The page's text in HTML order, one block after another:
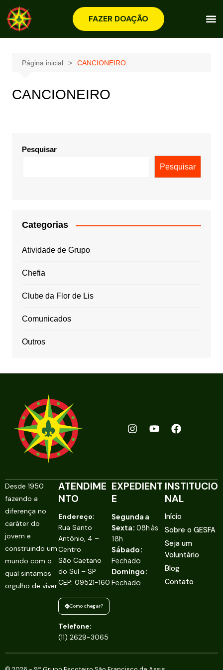
FAZER DOAÇÃO
Página inicial CANCIONEIRO
CANCIONEIRO
Pesquisar
Pesquisar
Categorias
Atividade de Grupo
Chefia
Clube da Flor de Lis
Comunicados
Outros
Desde 1950
fazendo a
diferença no
caráter do
jovem e
construindo um
mundo com o
qual sintamos
orgulho de viver.
ATENDIME
NTO
Endereço:
Rua Santo
Antônio, 4 –
Centro
São Caetano
do Sul – SP
CEP: 09521-160
Como chegar?
Telefone:
(11) 2629-3065
EXPEDIENT
E
Segunda a
Sexta: 08h às
18h
Sábado:
Fechado
Domingo:
Fechado
INSTITUCIO
NAL
Início
Sobre o GESFA
Seja um
Voluntário
Blog
Contato